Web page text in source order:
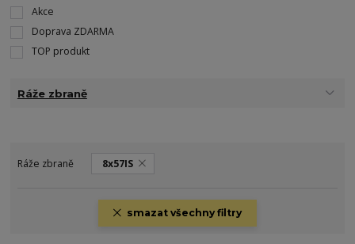
Akce
Doprava ZDARMA
TOP produkt
Ráže zbraně
Ráže zbraně 8x57IS
smazat všechny filtry